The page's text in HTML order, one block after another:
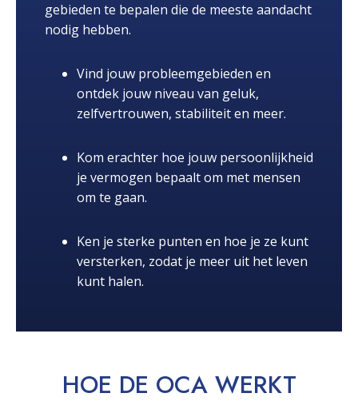
gebieden te bepalen die de meeste aandacht
nodig hebben.
Vind jouw probleemgebieden en
ontdek jouw niveau van geluk,
zelfvertrouwen, stabiliteit en meer.
Kom erachter hoe jouw persoonlijkheid
je vermogen bepaalt om met mensen
om te gaan.
Ken je sterke punten en hoe je ze kunt
versterken, zodat je meer uit het leven
kunt halen.
HOE DE OCA WERKT